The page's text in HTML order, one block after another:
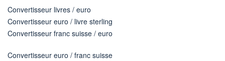
Convertisseur livres / euro
Convertisseur euro / livre sterling
Convertisseur franc suisse / euro
Convertisseur euro / franc suisse